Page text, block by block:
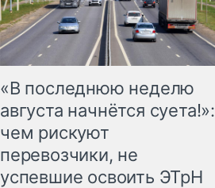
«В последнюю неделю
августа начнётся суета!»:
чем рискуют
перевозчики, не
успевшие освоить ЭТрН